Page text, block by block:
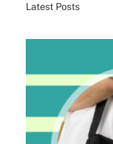
Latest Posts